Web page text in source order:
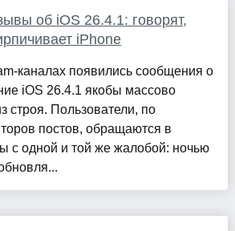
об iOS 26.4.1: говорят,
iPhone
каналах появились сообщения о
iOS 26.4.1 якобы массово
строя. Пользователи, по
постов, обращаются в
с одной и той же жалобой: ночью